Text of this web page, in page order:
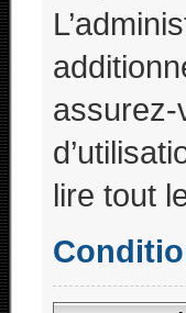
assurez-
lire tout